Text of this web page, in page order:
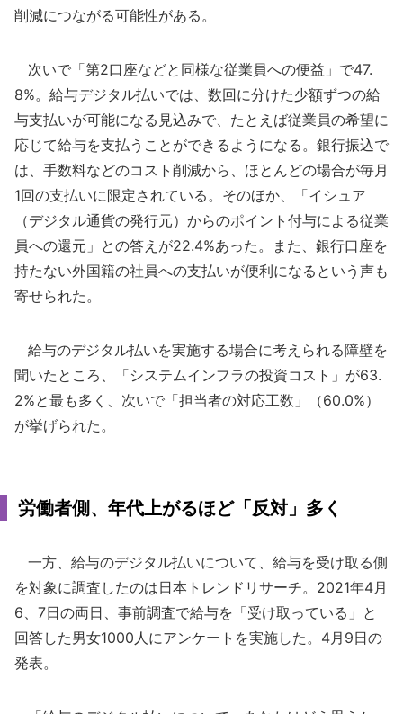
削減につながる可能性がある。
次いで「第2口座などと同様な従業員への便益」で47.
8%。給与デジタル払いでは、数回に分けた少額ずつの給
与支払いが可能になる見込みで、たとえば従業員の希望に
応じて給与を支払うことができるようになる。銀行振込で
は、手数料などのコスト削減から、ほとんどの場合が毎月
1回の支払いに限定されている。そのほか、「イシュア
（デジタル通貨の発行元）からのポイント付与による従業
員への還元」との答えが22.4%あった。また、銀行口座を
持たない外国籍の社員への支払いが便利になるという声も
寄せられた。
給与のデジタル払いを実施する場合に考えられる障壁を
聞いたところ、「システムインフラの投資コスト」が63.
2%と最も多く、次いで「担当者の対応工数」（60.0%）
が挙げられた。
労働者側、年代上がるほど「反対」多く
一方、給与のデジタル払いについて、給与を受け取る側
を対象に調査したのは日本トレンドリサーチ。2021年4月
6、7日の両日、事前調査で給与を「受け取っている」と
回答した男女1000人にアンケートを実施した。4月9日の
発表。